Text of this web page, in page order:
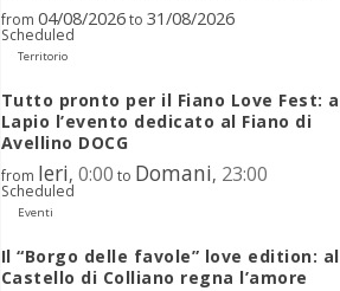
from 04/08/2026to 31/08/2026
Scheduled
Territorio
Tutto pronto per il Fiano Love Fest: a
Lapio l’evento dedicato al Fiano di
Avellino DOCG
from Ieri, 0:00 to Domani, 23:00
Scheduled
Eventi
Il “Borgo delle favole” love edition: al
Castello di Colliano regna l’amore